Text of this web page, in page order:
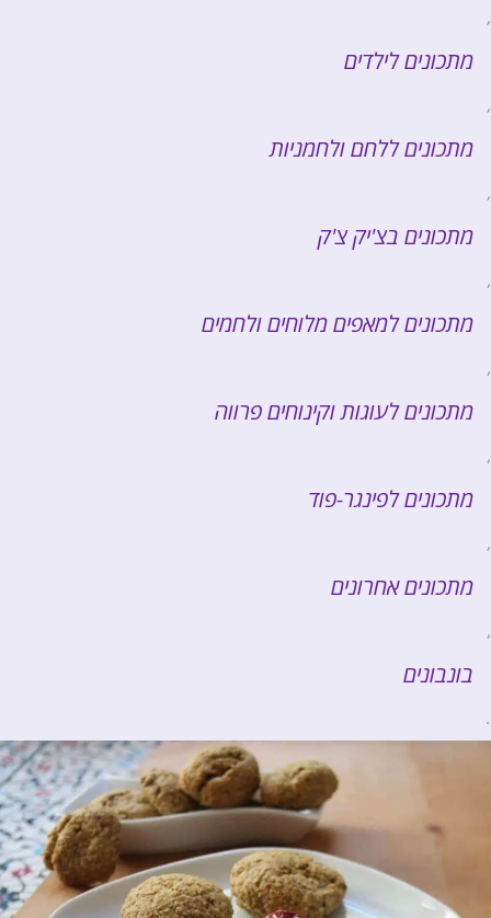
,
מתכונים לילדים
,
מתכונים ללחם ולחמניות
,
מתכונים בצ'יק צ'ק
,
מתכונים למאפים מלוחים ולחמים
,
מתכונים לעוגות וקינוחים פרווה
,
מתכונים לפינגר-פוד
,
מתכונים אחרונים
,
בונבונים
.